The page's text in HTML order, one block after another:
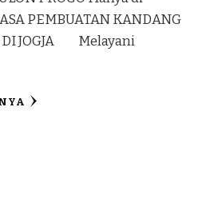
PEMBUATAN KANDANG
DI JOGJA Melayani